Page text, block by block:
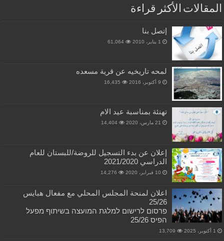
المقالات الأكثر قراءة
إتصل بنا
1 يناير، 2010 61,064
لمحه تاريخيه عن قرية مسعده
9 أكتوبر، 2016 16,435
تهنئة بمناسبة عيد الام
21 مارس، 2020 14,404
إعلان عن بدء التسجيل للروضة/للبستان للعام
الدراسي 2021/2020
10 فبراير، 2020 14,276
اعلان لمنحة المجلس المحلي مع مفعال هبايس
25/26
פרסום לרישום למלגת המועצה בשיתוף מפעל
הפיס 25/26
1 أكتوبر، 2025 13,709